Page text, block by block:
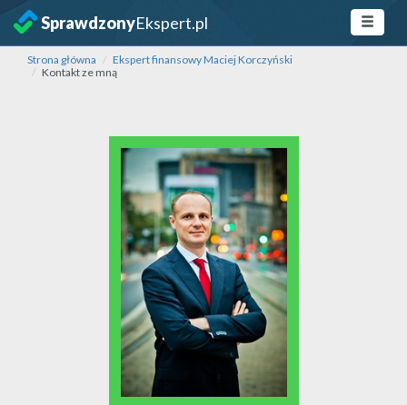
SprawdzonyEkspert.pl
Strona główna
Ekspert finansowy Maciej Korczyński
Kontakt ze mną